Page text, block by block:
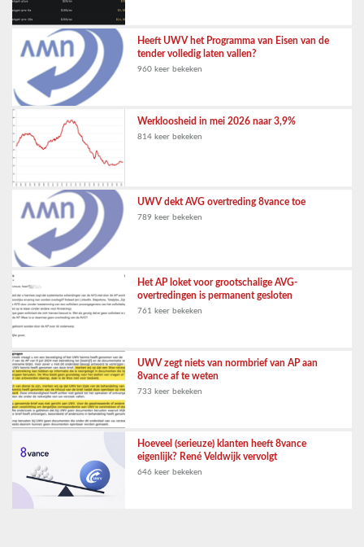
Heeft UWV het Programma van Eisen van de
tender volledig laten vallen?
960 keer bekeken
Werkloosheid in mei 2026 naar 3,9%
814 keer bekeken
UWV dekt AVG overtreding 8vance toe
789 keer bekeken
Het AP loket voor grootschalige AVG-
overtredingen is permanent gesloten
761 keer bekeken
UWV zegt niets van normbrief van AP aan
8vance af te weten
733 keer bekeken
Hoeveel (serieuze) klanten heeft 8vance
eigenlijk? René Veldwijk vervolgt
646 keer bekeken